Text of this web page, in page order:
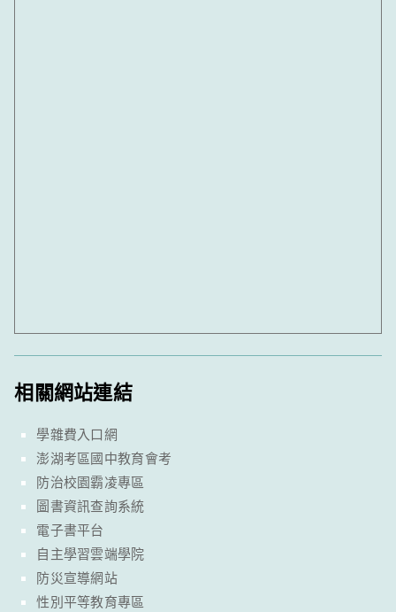
相關網站連結
學雜費入口網
澎湖考區國中教育會考
防治校園霸凌專區
圖書資訊查詢系統
電子書平台
自主學習雲端學院
防災宣導網站
性別平等教育專區